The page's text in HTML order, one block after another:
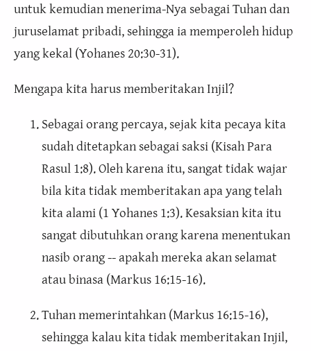
untuk kemudian menerima-Nya sebagai Tuhan dan
juruselamat pribadi, sehingga ia memperoleh hidup
yang kekal (Yohanes 20:30-31).
Mengapa kita harus memberitakan Injil?
Sebagai orang percaya, sejak kita pecaya kita
sudah ditetapkan sebagai saksi (Kisah Para
Rasul 1:8). Oleh karena itu, sangat tidak wajar
bila kita tidak memberitakan apa yang telah
kita alami (1 Yohanes 1:3). Kesaksian kita itu
sangat dibutuhkan orang karena menentukan
nasib orang -- apakah mereka akan selamat
atau binasa (Markus 16:15-16).
Tuhan memerintahkan (Markus 16:15-16),
sehingga kalau kita tidak memberitakan Injil,